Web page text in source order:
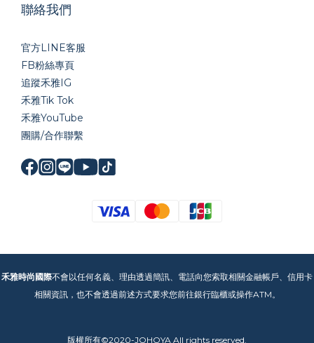
聯絡我們
官方LINE客服
FB粉絲專頁
追蹤禾雅IG
禾雅Tik Tok
禾雅YouTube
團購/合作聯繫
禾雅時尚國際不會以任何名義、理由透過簡訊、電話向您索取相關金融帳戶、信用卡
相關資訊，也不會透過前述方式要求您前往銀行臨櫃或操作ATM。
版權所有©2020-JOHOYA All rights reserved.